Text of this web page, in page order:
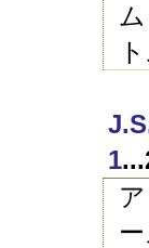
1